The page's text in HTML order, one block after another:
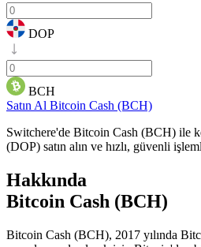
DOP
BCH
Satın Al Bitcoin Cash (BCH)
Switchere'de Bitcoin Cash (BCH) ile
(DOP) satın alın ve hızlı, güvenli
Hakkında
Bitcoin Cash (BCH)
Bitcoin Cash (BCH), 2017 yılında